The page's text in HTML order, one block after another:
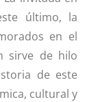
último, la
en el
sirve de hilo
de este
cultural y